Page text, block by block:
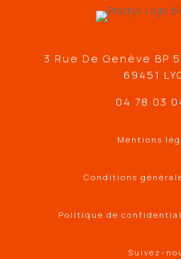
3 Rue De Genève BP
69451
04 78 03
Mentions
Conditions
Politique de
Suivez-